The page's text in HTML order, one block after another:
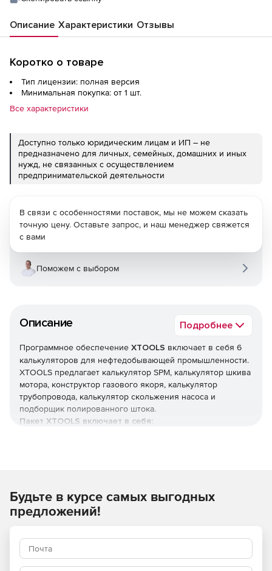
Описание Характеристики Отзывы
Коротко о товаре
Тип лицензии: полная версия
Минимальная покупка: от 1 шт.
Все характеристики
Доступно только юридическим лицам и ИП – не
предназначено для личных, семейных, домашних и иных
нужд, не связанных с осуществлением
предпринимательской деятельности
Описание Подробнее
Программное обеспечение XTOOLS включает в себя 6
калькуляторов для нефтедобывающей промышленности.
XTOOLS предлагает калькулятор SPM, калькулятор шкива
мотора, конструктор газового якоря, калькулятор
трубопровода, калькулятор скольжения насоса и
подборщик полированного штока.
Пакет XTOOLS включает в себя:
Калькулятор шкива мотора позволяет определить
размеры и стандарты шкива двигателя. Этот модуль
также вычисляет скорость ремня, длину и его размер.
размер и длину трубки для погружения и т. д. Он
В связи с особенностями поставок, мы не можем сказать
точную цену. Оставьте запрос, и наш менеджер свяжется
с вами
Поможем с выбором
Будьте в курсе самых выгодных
предложений!